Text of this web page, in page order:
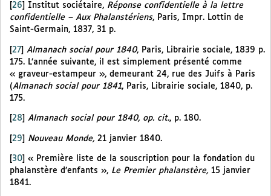
26 Institut sociétaire, Réponse confidentielle à la lettre
confidentielle – Aux Phalanstériens, Paris, Impr. Lottin de
Saint-Germain, 1837, 31 p.
[27] Almanach social pour 1840, Paris, Librairie sociale, 1839 p.
175. L’année suivante, il est simplement présenté comme
« graveur-estampeur », demeurant 24, rue des Juifs à Paris
(Almanach social pour 1841, Paris, Librairie sociale, 1840, p.
175.
28 Almanach social pour 1840, op. cit., p. 180.
[29] Nouveau Monde, 21 janvier 1840.
30
« Première liste de la souscription pour la fondation du
phalanstère d’enfants », Le Premier phalanstère, 15 janvier
1841.